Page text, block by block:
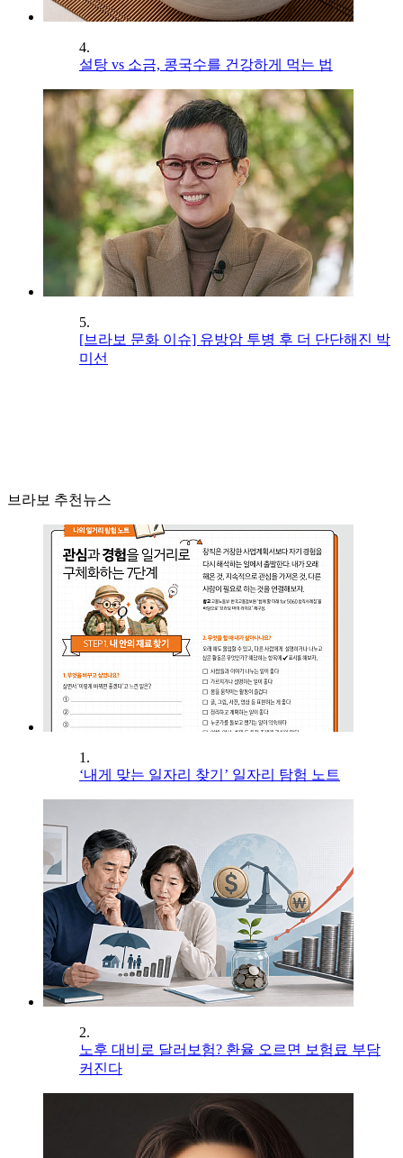
4.
설탕 vs 소금, 콩국수를 건강하게 먹는 법
5.
[브라보 문화 이슈] 유방암 투병 후 더 단단해진 박
미선
브라보 추천뉴스
1.
‘내게 맞는 일자리 찾기’ 일자리 탐험 노트
2.
노후 대비로 달러보험? 환율 오르면 보험료 부담
커진다